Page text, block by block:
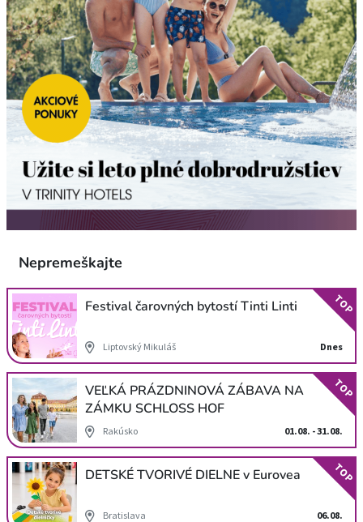
Nepremeškajte
Festival čarovných bytostí Tinti Linti
Liptovský Mikuláš Dnes
TOP
VEĽKÁ PRÁZDNINOVÁ ZÁBAVA NA
ZÁMKU SCHLOSS HOF
Rakúsko 01.08. - 31.08.
TOP
DETSKÉ TVORIVÉ DIELNE v Eurovea
Bratislava 06.08.
TOP